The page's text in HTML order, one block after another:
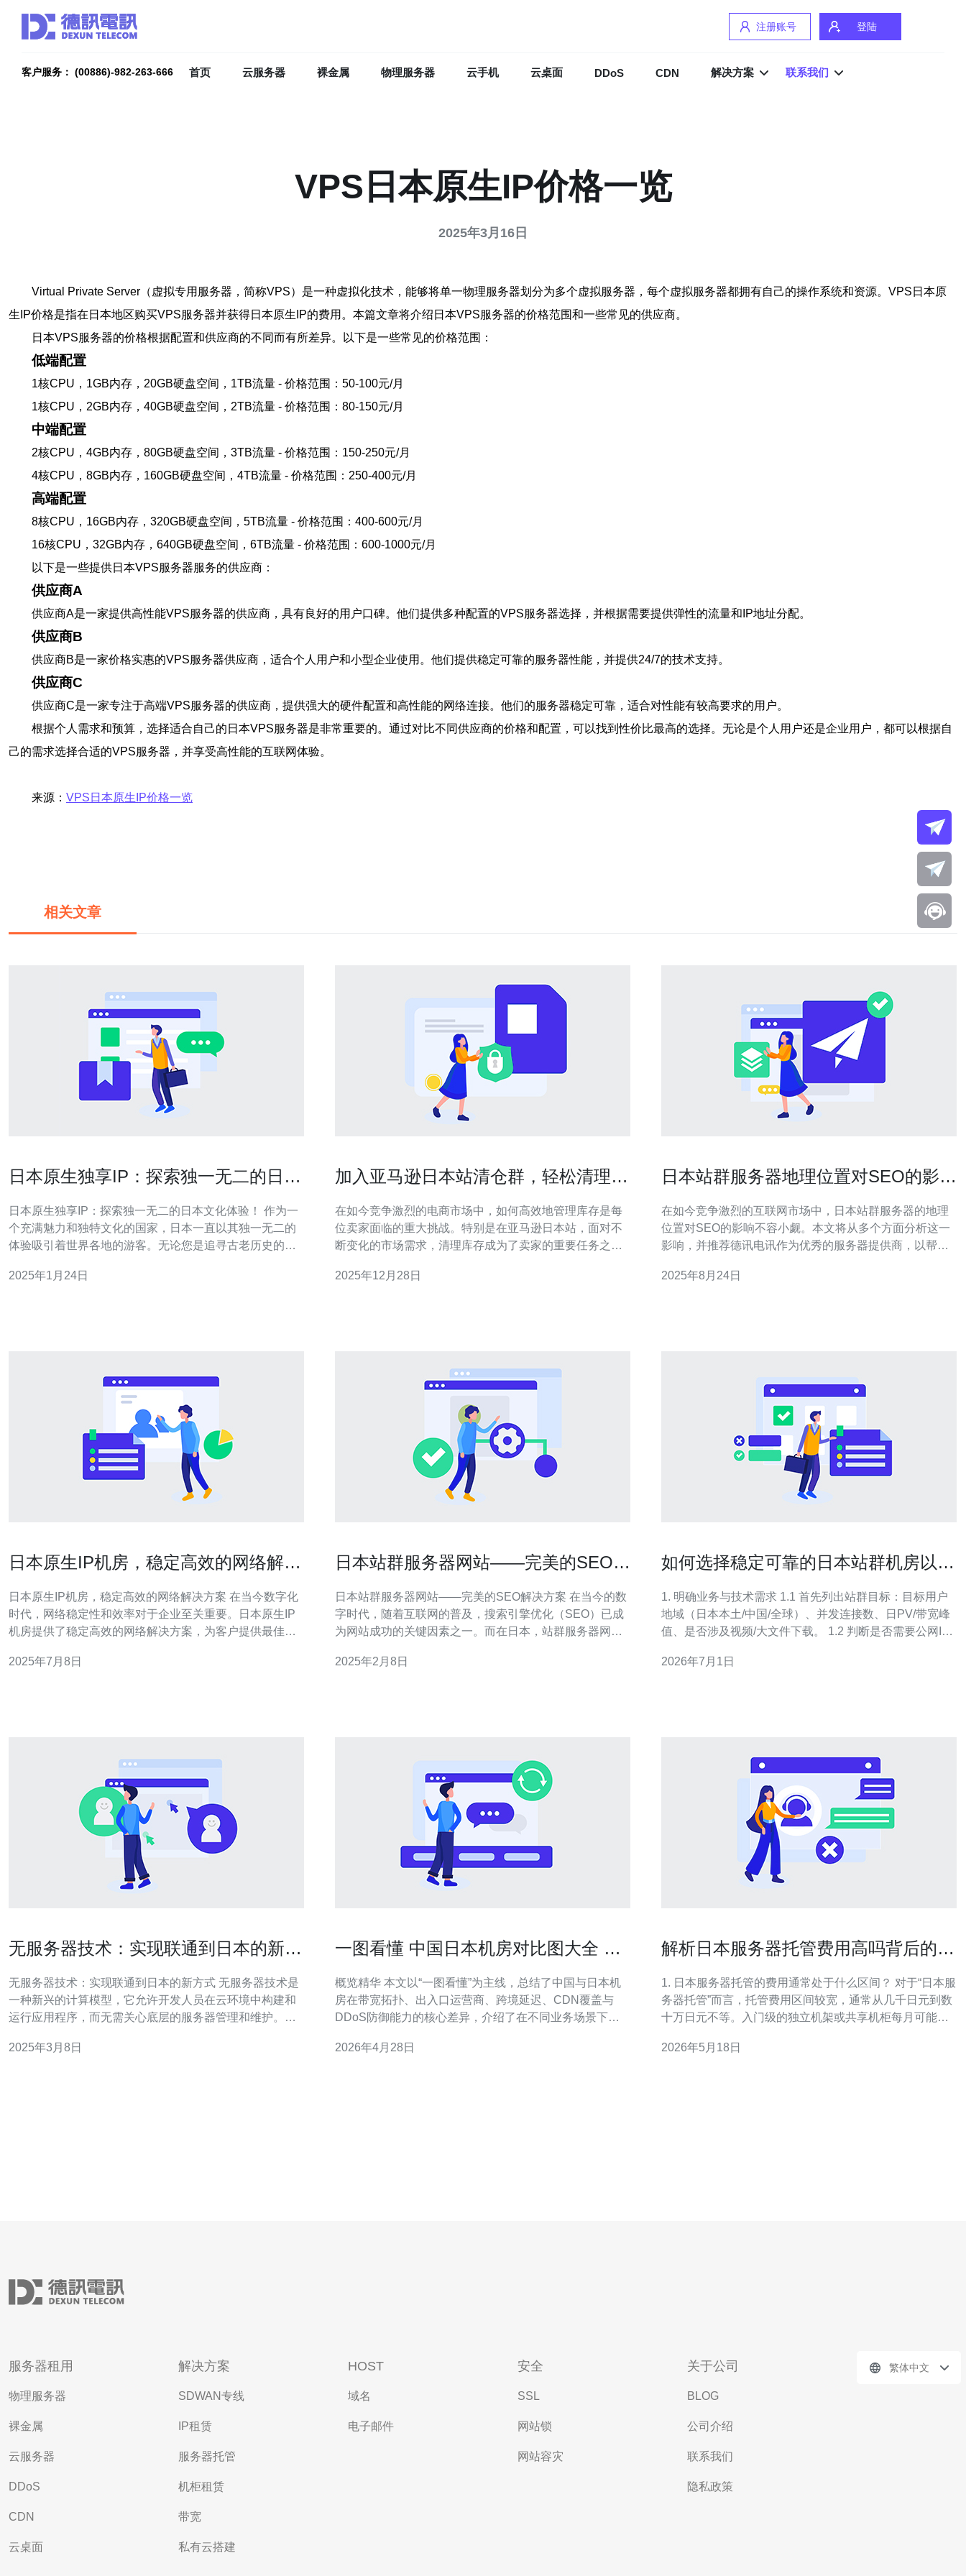
注册账号 登陆
客户服务： (00886)-982-263-666 首页 云服务器 裸金属 物理服务器 云手机 云桌面 DDoS CDN 解决方案 联系我们
VPS日本原生IP价格一览
2025年3月16日
Virtual Private Server（虚拟专用服务器，简称VPS）是一种虚拟化技术，能够将单一物理服务器划分为多个虚拟服务器，每个虚拟服务器都拥有自己的操作系统和资源。VPS日本原
生IP价格是指在日本地区购买VPS服务器并获得日本原生IP的费用。本篇文章将介绍日本VPS服务器的价格范围和一些常见的供应商。
日本VPS服务器的价格根据配置和供应商的不同而有所差异。以下是一些常见的价格范围：
低端配置
1核CPU，1GB内存，20GB硬盘空间，1TB流量 - 价格范围：50-100元/月
1核CPU，2GB内存，40GB硬盘空间，2TB流量 - 价格范围：80-150元/月
中端配置
2核CPU，4GB内存，80GB硬盘空间，3TB流量 - 价格范围：150-250元/月
4核CPU，8GB内存，160GB硬盘空间，4TB流量 - 价格范围：250-400元/月
高端配置
8核CPU，16GB内存，320GB硬盘空间，5TB流量 - 价格范围：400-600元/月
16核CPU，32GB内存，640GB硬盘空间，6TB流量 - 价格范围：600-1000元/月
以下是一些提供日本VPS服务器服务的供应商：
供应商A
供应商A是一家提供高性能VPS服务器的供应商，具有良好的用户口碑。他们提供多种配置的VPS服务器选择，并根据需要提供弹性的流量和IP地址分配。
供应商B
供应商B是一家价格实惠的VPS服务器供应商，适合个人用户和小型企业使用。他们提供稳定可靠的服务器性能，并提供24/7的技术支持。
供应商C
供应商C是一家专注于高端VPS服务器的供应商，提供强大的硬件配置和高性能的网络连接。他们的服务器稳定可靠，适合对性能有较高要求的用户。
根据个人需求和预算，选择适合自己的日本VPS服务器是非常重要的。通过对比不同供应商的价格和配置，可以找到性价比最高的选择。无论是个人用户还是企业用户，都可以根据自
己的需求选择合适的VPS服务器，并享受高性能的互联网体验。
来源： VPS日本原生IP价格一览
相关文章
日本原生独享IP：探索独一无二的日本
日本原生独享IP：探索独一无二的日本文化体验！ 作为一
个充满魅力和独特文化的国家，日本一直以其独一无二的
体验吸引着世界各地的游客。无论您是追寻古老历史的踪
本文将为您介绍日本的原生独享IP，带您深入了解这个神
2025年1月24日
加入亚马逊日本站清仓群，轻松清理库
在如今竞争激烈的电商市场中，如何高效地管理库存是每
位卖家面临的重大挑战。特别是在亚马逊日本站，面对不
断变化的市场需求，清理库存成为了卖家的重要任务之
最便宜的方法。通过这个群体，卖家能够互相交流清仓信
2025年12月28日
日本站群服务器地理位置对SEO的影响
在如今竞争激烈的互联网市场中，日本站群服务器的地理
位置对SEO的影响不容小觑。本文将从多个方面分析这一
影响，并推荐德讯电讯作为优秀的服务器提供商，以帮助
的关系 地理位置是影响SEO的重要因素之一。搜索引擎通
2025年8月24日
日本原生IP机房，稳定高效的网络解决
日本原生IP机房，稳定高效的网络解决方案 在当今数字化
时代，网络稳定性和效率对于企业至关重要。日本原生IP
机房提供了稳定高效的网络解决方案，为客户提供最佳的
队，能够保证网络的稳定性和高效性。通过优化网络架构
2025年7月8日
日本站群服务器网站——完美的SEO解
日本站群服务器网站——完美的SEO解决方案 在当今的数
字时代，随着互联网的普及，搜索引擎优化（SEO）已成
为网站成功的关键因素之一。而在日本，站群服务器网站
将多个相关网站集中管理的技术。它允许用户在同一个服
2025年2月8日
如何选择稳定可靠的日本站群机房以提
1. 明确业务与技术需求 1.1 首先列出站群目标：目标用户
地域（日本本土/中国/全球）、并发连接数、日PV/带宽峰
值、是否涉及视频/大文件下载。 1.2 判断是否需要公网IP
固定带宽或按流量计费。 1.3 制定SLA目标：可接受的月
2026年7月1日
无服务器技术：实现联通到日本的新方
无服务器技术：实现联通到日本的新方式 无服务器技术是
一种新兴的计算模型，它允许开发人员在云环境中构建和
运行应用程序，而无需关心底层的服务器管理和维护。传
划和维护工作，但无服务器技术可以将这些任务交给云服
2025年3月8日
一图看懂 中国日本机房对比图大全 各
概览精华 本文以“一图看懂”为主线，总结了中国与日本机
房在带宽拓扑、出入口运营商、跨境延迟、CDN覆盖与
DDoS防御能力的核心差异，介绍了在不同业务场景下选
络架构与优化建议，推荐德讯电讯作为稳定、高性价比的
2026年4月28日
解析日本服务器托管费用高吗背后的定
1. 日本服务器托管的费用通常处于什么区间？ 对于“日本服
务器托管”而言，托管费用区间较宽，通常从几千日元到数
十万日元不等。入门级的独立机架或共享机柜每月可能在
专用机架、含大量带宽和托管运维服务的方案每月可达
2026年5月18日
服务器租用
物理服务器
裸金属
云服务器
DDoS
CDN
云桌面
解决方案
SDWAN专线
IP租赁
服务器托管
机柜租赁
带宽
私有云搭建
HOST
域名
电子邮件
安全
SSL
网站锁
网站容灾
关于公司
BLOG
公司介绍
联系我们
隐私政策
繁体中文